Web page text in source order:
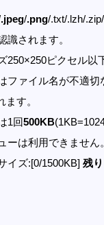
.jpeg/.png/.txt/.lzh/
識されます。
250×250ピクセル以
ファイル名が不適切
す。
1回500KB
ーは利用できません
イズ:[0/1500KB] 残